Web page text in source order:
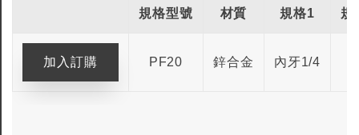
規格型號 材質 規格1 規
PF20 鋅合金 內牙1/4